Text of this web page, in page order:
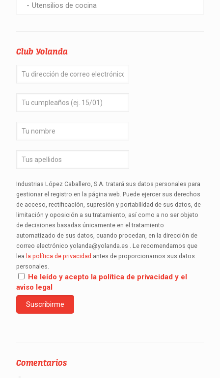
Utensilios de cocina
Club Yolanda
Industrias López Caballero, S.A. tratará sus datos personales para
gestionar el registro en la página web. Puede ejercer sus derechos
de acceso, rectificación, supresión y portabilidad de sus datos, de
limitación y oposición a su tratamiento, así como a no ser objeto
de decisiones basadas únicamente en el tratamiento
automatizado de sus datos, cuando procedan, en la dirección de
correo electrónico yolanda@yolanda.es . Le recomendamos que
lea la política de privacidad antes de proporcionarnos sus datos
personales.
He leído y acepto la política de privacidad y el
aviso legal
Comentarios